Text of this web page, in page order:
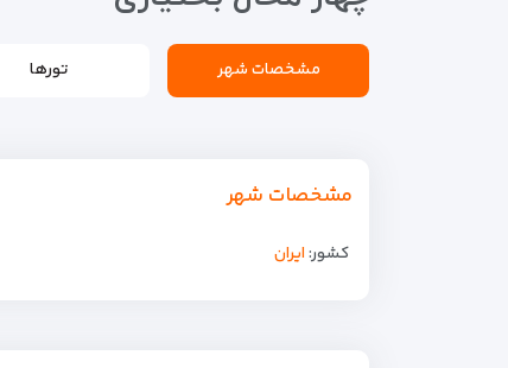
مشخصات شهر تورها
مشخصات شهر
کشور:ایران